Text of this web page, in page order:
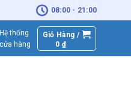
Miễn phí giao hàng - Sửa
08:00 - 21:00
Hệ thống
cửa hàng
Giỏ Hàng /
0₫